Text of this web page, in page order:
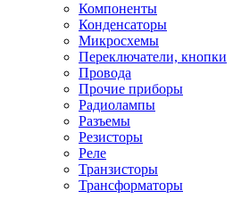
Компоненты
Конденсаторы
Микросхемы
Переключатели, кнопки
Провода
Прочие приборы
Радиолампы
Разъемы
Резисторы
Реле
Транзисторы
Трансформаторы